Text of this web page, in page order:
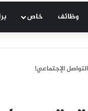
وظائف خاص
الإجتماعي!